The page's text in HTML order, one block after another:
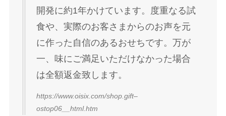
開発に約1年かけています。度重なる試
食や、実際のお客さまからのお声を元
に作った自信のあるおせちです。万が
一、味にご満足いただけなかった場合
は全額返金致します。
https://www.oisix.com/shop.gift–
ostop06__html.htm